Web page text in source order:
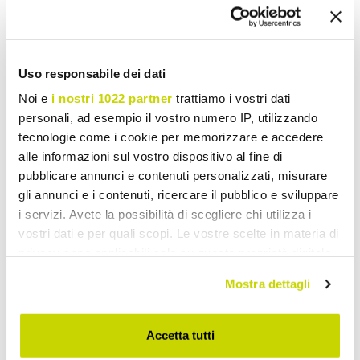
Uso responsabile dei dati
Noi e i nostri 1022 partner trattiamo i vostri dati
personali, ad esempio il vostro numero IP, utilizzando
tecnologie come i cookie per memorizzare e accedere
alle informazioni sul vostro dispositivo al fine di
pubblicare annunci e contenuti personalizzati, misurare
gli annunci e i contenuti, ricercare il pubblico e sviluppare
i servizi. Avete la possibilità di scegliere chi utilizza i
vostri dati e per quali scopi. Le vostre scelte in materia di
modificare o revocare il proprio consenso in qualsiasi
momento dalla Dichiarazione sui cookie o facendo clic
sull'icona di attivazione della privacy.
Mostra dettagli
Accetta tutti
Lavabos Vintage